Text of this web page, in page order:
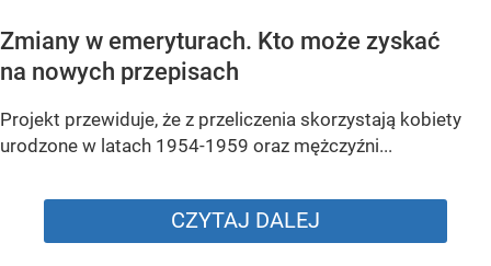
Zmiany w emeryturach. Kto może zyskać
na nowych przepisach
Projekt przewiduje, że z przeliczenia skorzystają kobiety
urodzone w latach 1954-1959 oraz mężczyźni...
CZYTAJ DALEJ